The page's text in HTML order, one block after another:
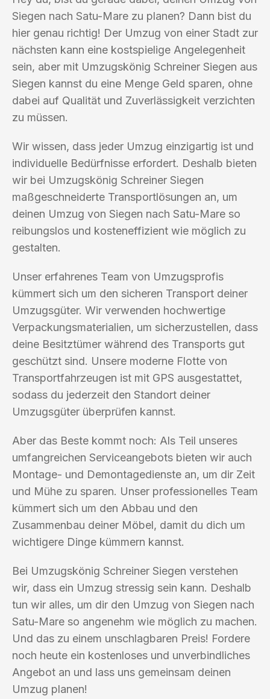
Siegen nach Satu-Mare zu planen? Dann bist du
hier genau richtig! Der Umzug von einer Stadt zur
nächsten kann eine kostspielige Angelegenheit
sein, aber mit Umzugskönig Schreiner Siegen aus
Siegen kannst du eine Menge Geld sparen, ohne
dabei auf Qualität und Zuverlässigkeit verzichten
zu müssen.
Wir wissen, dass jeder Umzug einzigartig ist und
individuelle Bedürfnisse erfordert. Deshalb bieten
wir bei Umzugskönig Schreiner Siegen
maßgeschneiderte Transportlösungen an, um
deinen Umzug von Siegen nach Satu-Mare so
reibungslos und kosteneffizient wie möglich zu
gestalten.
Unser erfahrenes Team von Umzugsprofis
kümmert sich um den sicheren Transport deiner
Umzugsgüter. Wir verwenden hochwertige
Verpackungsmaterialien, um sicherzustellen, dass
deine Besitztümer während des Transports gut
geschützt sind. Unsere moderne Flotte von
Transportfahrzeugen ist mit GPS ausgestattet,
sodass du jederzeit den Standort deiner
Umzugsgüter überprüfen kannst.
Aber das Beste kommt noch: Als Teil unseres
umfangreichen Serviceangebots bieten wir auch
Montage- und Demontagedienste an, um dir Zeit
und Mühe zu sparen. Unser professionelles Team
kümmert sich um den Abbau und den
Zusammenbau deiner Möbel, damit du dich um
wichtigere Dinge kümmern kannst.
Bei Umzugskönig Schreiner Siegen verstehen
wir, dass ein Umzug stressig sein kann. Deshalb
tun wir alles, um dir den Umzug von Siegen nach
Satu-Mare so angenehm wie möglich zu machen.
Und das zu einem unschlagbaren Preis! Fordere
noch heute ein kostenloses und unverbindliches
Angebot an und lass uns gemeinsam deinen
Umzug planen!